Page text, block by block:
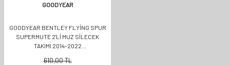
GOODYEAR
GOODYEAR BENTLEY FLYING SPUR
SUPERMUTE 2'LI MUZ SILECEK
TAKIMI 2014-2022
610,00TL